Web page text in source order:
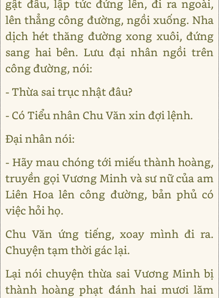
gật đầu, lập tức đứng lên, đi ra ngoài,
lên thẳng công đường, ngồi xuống. Nha
dịch hét thăng đường xong xuôi, đứng
sang hai bên. Lưu đại nhân ngồi trên
công đường, nói:
- Thừa sai trục nhật đâu?
- Có Tiểu nhân Chu Văn xin đợi lệnh.
Đại nhân nói:
- Hãy mau chóng tới miếu thành hoàng,
truyền gọi Vương Minh và sư nữ của am
Liên Hoa lên công đường, bản phủ có
việc hỏi họ.
Chu Văn ứng tiếng, xoay mình đi ra.
Chuyện tạm thời gác lại.
Lại nói chuyện thừa sai Vương Minh bị
thành hoàng phạt đánh hai mươi lăm